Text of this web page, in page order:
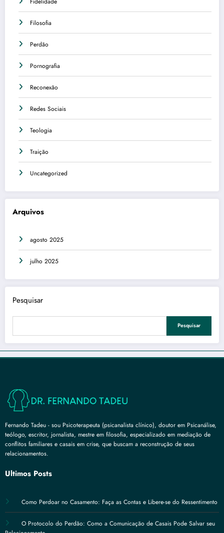
Filosofia
Perdão
Pornografia
Reconexão
Redes Sociais
Teologia
Traição
Uncategorized
Arquivos
agosto 2025
julho 2025
Pesquisar
Pesquisar
Fernando Tadeu - sou Psicoterapeuta (psicanalista clínico), doutor em Psicanálise,
teólogo, escritor, jornalista, mestre em filosofia, especializado em mediação de
conflitos familiares e casais em crise, que buscam a reconstrução de seus
relacionamentos.
Últimos Posts
Como Perdoar no Casamento: Faça as Contas e Libere-se do Ressentimento
O Protocolo do Perdão: Como a Comunicação de Casais Pode Salvar seu